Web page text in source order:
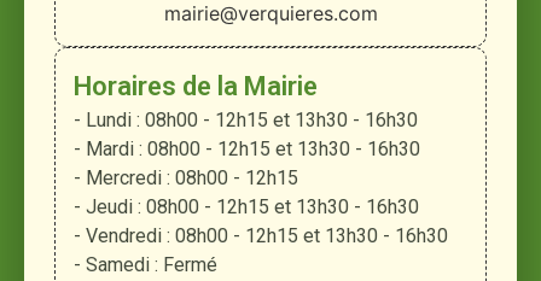
mairie@verquieres.com
Horaires de la Mairie
- Lundi : 08h00 - 12h15 et 13h30 - 16h30
- Mardi : 08h00 - 12h15 et 13h30 - 16h30
- Mercredi : 08h00 - 12h15
- Jeudi : 08h00 - 12h15 et 13h30 - 16h30
- Vendredi : 08h00 - 12h15 et 13h30 - 16h30
- Samedi : Fermé